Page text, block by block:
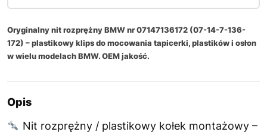
Oryginalny nit rozprężny BMW nr 07147136172 (07-14-7-136-
172) – plastikowy klips do mocowania tapicerki, plastików i osłon
w wielu modelach BMW. OEM jakość.
Opis
Nit rozprężny / plastikowy kołek montażowy –